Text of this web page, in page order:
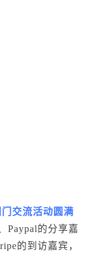
交流活动圆满
Paypal的分享嘉
的到访嘉宾，